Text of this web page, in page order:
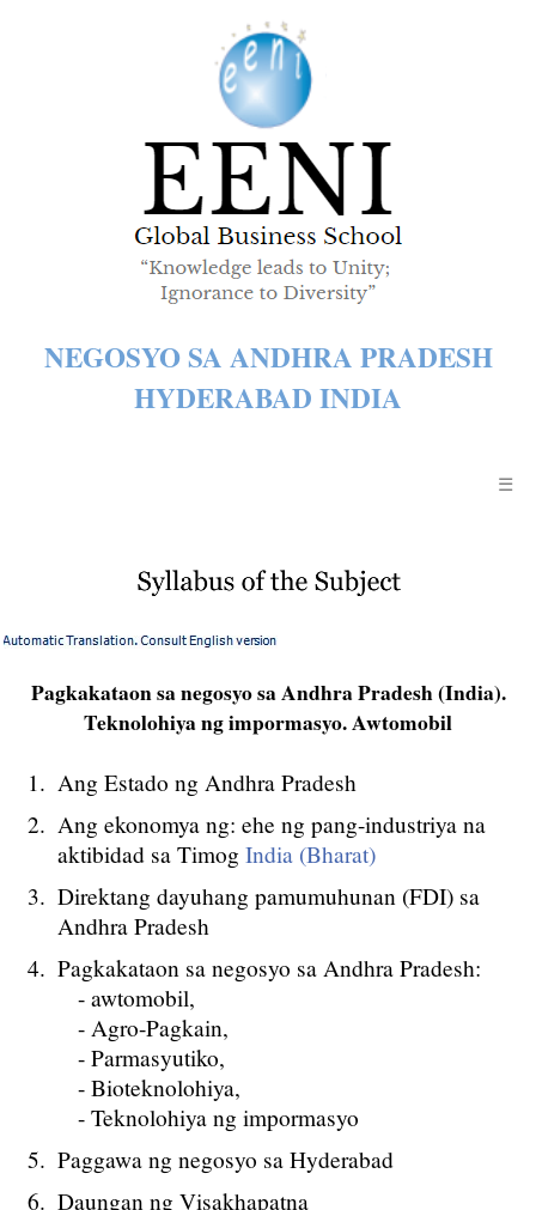
NEGOSYO SA ANDHRA PRADESH
HYDERABAD INDIA
☰
Pagkakataon sa negosyo sa Andhra Pradesh (India).
Teknolohiya ng impormasyo. Awtomobil
Ang Estado ng Andhra Pradesh
Ang ekonomya ng: ehe ng pang-industriya na
aktibidad sa Timog India (Bharat)
Direktang dayuhang pamumuhunan (FDI) sa
Andhra Pradesh
Pagkakataon sa negosyo sa Andhra Pradesh:
- awtomobil,
- Agro-Pagkain,
- Parmasyutiko,
- Bioteknolohiya,
- Teknolohiya ng impormasyo
Paggawa ng negosyo sa Hyderabad
Daungan ng Visakhapatna